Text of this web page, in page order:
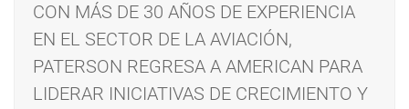
CON MÁS DE 30 AÑOS DE EXPERIENCIA
EN EL SECTOR DE LA AVIACIÓN,
PATERSON REGRESA A AMERICAN PARA
LIDERAR INICIATIVAS DE CRECIMIENTO Y